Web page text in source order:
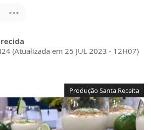
(Atualizada em 25 JUL 2023 - 12H07)
Produção Santa Receita